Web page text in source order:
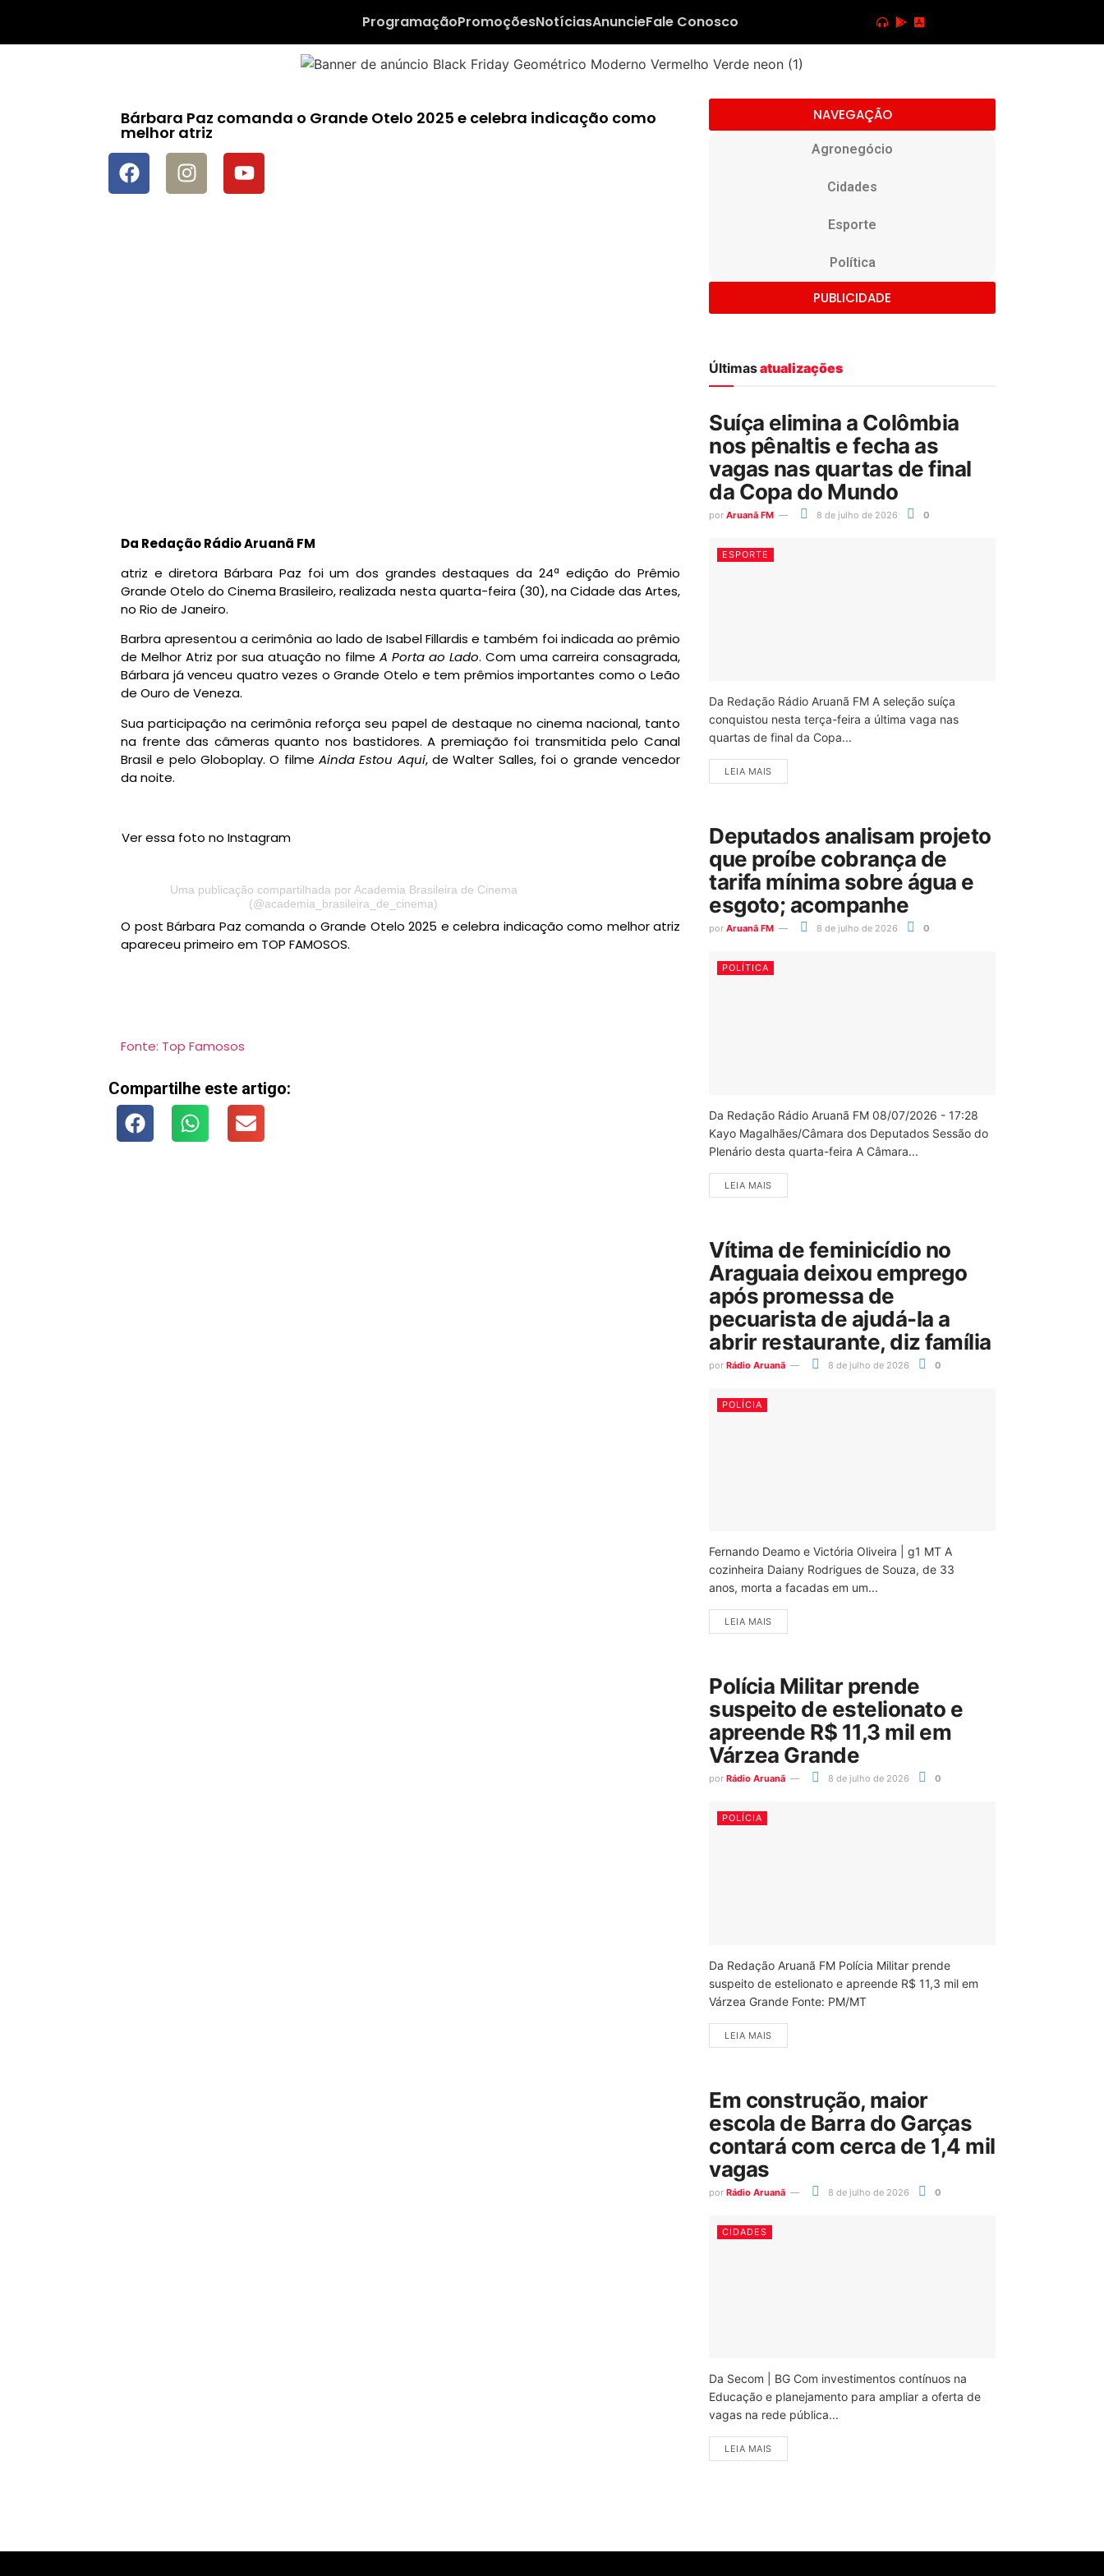
ProgramaçãoPromoçõesNotíciasAnuncieFale Conosco
Bárbara Paz comanda o Grande Otelo 2025 e celebra indicação como
melhor atriz
Da Redação Rádio Aruanã FM
atriz e diretora Bárbara Paz foi um dos grandes destaques da 24ª edição do Prêmio
Grande Otelo do Cinema Brasileiro, realizada nesta quarta-feira (30), na Cidade das Artes,
no Rio de Janeiro.
Barbra apresentou a cerimônia ao lado de Isabel Fillardis e também foi indicada ao prêmio
de Melhor Atriz por sua atuação no filmeA Porta ao Lado. Com uma carreira consagrada,
Bárbara já venceu quatro vezes o Grande Otelo e tem prêmios importantes como o Leão
de Ouro de Veneza.
Sua participação na cerimônia reforça seu papel de destaque no cinema nacional, tanto
na frente das câmeras quanto nos bastidores. A premiação foi transmitida pelo Canal
Brasil e pelo Globoplay. O filmeAinda Estou Aqui, de Walter Salles, foi o grande vencedor
da noite.
Ver essa foto no Instagram
Uma publicação compartilhada por Academia Brasileira de Cinema
(@academia_brasileira_de_cinema)
O post Bárbara Paz comanda o Grande Otelo 2025 e celebra indicação como melhor atriz
apareceu primeiro em TOP FAMOSOS.
Fonte: Top Famosos
Compartilhe este artigo:
NAVEGAÇÃO
Agronegócio
Cidades
Esporte
Política
PUBLICIDADE
Últimasatualizações
Suíça elimina a Colômbia
nos pênaltis e fecha as
vagas nas quartas de final
da Copa do Mundo
por Aruanã FM 8 de julho de 2026 0
ESPORTE
Da Redação Rádio Aruanã FM A seleção suíça
conquistou nesta terça-feira a última vaga nas
quartas de final da Copa...
LEIA MAIS
Deputados analisam projeto
que proíbe cobrança de
tarifa mínima sobre água e
esgoto; acompanhe
por Aruanã FM 8 de julho de 2026 0
POLÍTICA
Da Redação Rádio Aruanã FM 08/07/2026 - 17:28
Kayo Magalhães/Câmara dos Deputados Sessão do
Plenário desta quarta-feira A Câmara...
LEIA MAIS
Vítima de feminicídio no
Araguaia deixou emprego
após promessa de
pecuarista de ajudá-la a
abrir restaurante, diz família
por Rádio Aruanã 8 de julho de 2026 0
POLÍCIA
Fernando Deamo e Victória Oliveira | g1 MT A
cozinheira Daiany Rodrigues de Souza, de 33
anos, morta a facadas em um...
LEIA MAIS
Polícia Militar prende
suspeito de estelionato e
apreende R$ 11,3 mil em
Várzea Grande
por Rádio Aruanã 8 de julho de 2026 0
POLÍCIA
Da Redação Aruanã FM Polícia Militar prende
suspeito de estelionato e apreende R$ 11,3 mil em
Várzea Grande Fonte: PM/MT
LEIA MAIS
Em construção, maior
escola de Barra do Garças
contará com cerca de 1,4 mil
vagas
por Rádio Aruanã 8 de julho de 2026 0
CIDADES
Da Secom | BG Com investimentos contínuos na
Educação e planejamento para ampliar a oferta de
vagas na rede pública...
LEIA MAIS